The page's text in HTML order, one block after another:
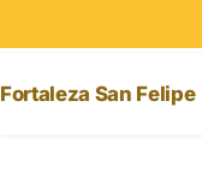
Fortaleza San Felipe